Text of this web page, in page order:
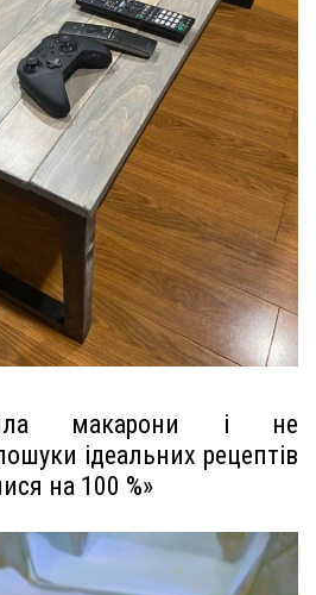
макарони і не
ідеальних рецептів
на 100 %»